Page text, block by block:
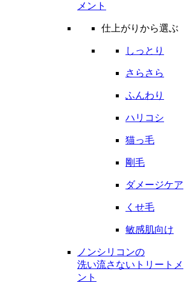
メント
仕上がりから選ぶ
しっとり
さらさら
ふんわり
ハリコシ
猫っ毛
剛毛
ダメージケア
くせ毛
敏感肌向け
ノンシリコンの
洗い流さないトリートメ
ント